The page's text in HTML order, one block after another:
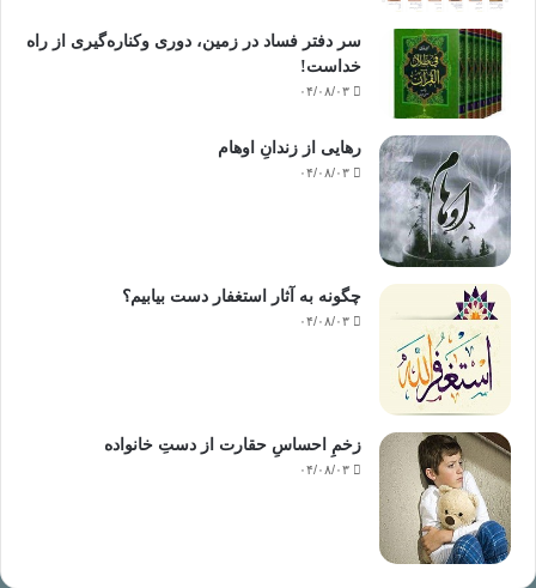
سر دفتر فساد در زمین‌، دوری وکناره‌گیری از راه
خداست‌!
۰۴/۰۸/۰۳
رهایی از زندانِ اوهام
۰۴/۰۸/۰۳
چگونه به آثار استغفار دست بیابیم؟
۰۴/۰۸/۰۳
زخمِ احساسِ حقارت از دستِ خانواده
۰۴/۰۸/۰۳